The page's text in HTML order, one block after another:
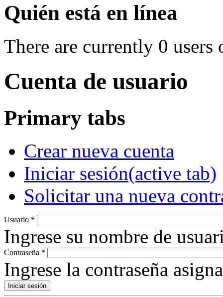
Quién está en línea
There are currently 0 users
Cuenta de usuario
Primary tabs
Crear nueva cuenta
Iniciar sesión(active tab)
Solicitar una nueva
Usuario *
Ingrese su nombre de
Contraseña *
Ingrese la contraseña